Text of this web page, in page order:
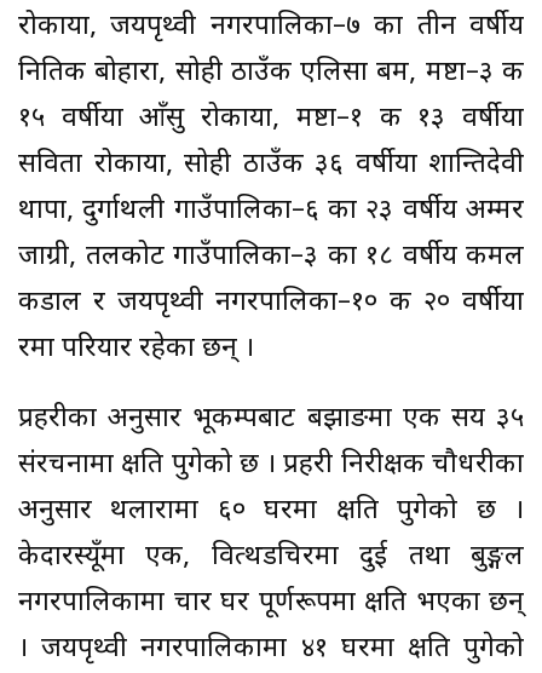
रोकाया, जयपृथ्वी नगरपालिका–७ का तीन वर्षीय
नितिक बोहारा, सोही ठाउँकी एलिसा बम, मष्टा–३ की
१५ वर्षीया आँसु रोकाया, मष्टा–१ की १३ वर्षीया
सविता रोकाया, सोही ठाउँकी ३६ वर्षीया शान्तिदेवी
थापा, दुर्गाथली गाउँपालिका–६ का २३ वर्षीय अम्मर
जाग्री, तलकोट गाउँपालिका–३ का १८ वर्षीय कमल
कडाल र जयपृथ्वी नगरपालिका–१० की २० वर्षीया
रमा परियार रहेका छन् ।
प्रहरीका अनुसार भूकम्पबाट बझाङमा एक सय ३५
संरचनामा क्षति पुगेको छ । प्रहरी निरीक्षक चौधरीका
अनुसार थलारामा ६० घरमा क्षति पुगेको छ ।
केदारस्यूँमा एक, वित्थडचिरमा दुई तथा बुङ्गल
नगरपालिकामा चार घर पूर्णरूपमा क्षति भएका छन्
। जयपृथ्वी नगरपालिकामा ४१ घरमा क्षति पुगेको